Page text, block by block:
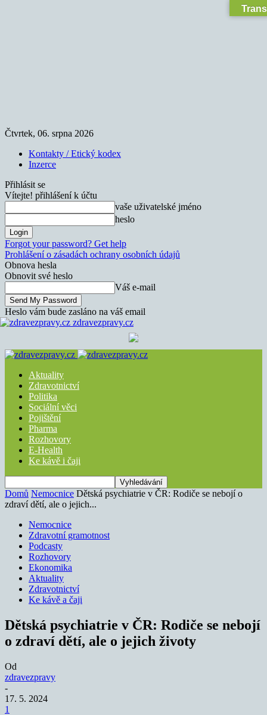
Čtvrtek, 06. srpna 2026
Kontakty / Etický kodex
Inzerce
Přihlásit se
Vítejte! přihlášení k účtu
vaše uživatelské jméno
heslo
Forgot your password? Get help
Prohlášení o zásadách ochrany osobních údajů
Obnova hesla
Obnovit své heslo
Váš e-mail
Heslo vám bude zasláno na váš email
zdravezpravy.cz
Aktuality
Zdravotnictví
Politika
Sociální věci
Pojištění
Pharma
Rozhovory
E-Health
Ke kávě i čaji
Domů Nemocnice Dětská psychiatrie v ČR: Rodiče se nebojí o
zdraví dětí, ale o jejich...
Nemocnice
Zdravotní gramotnost
Podcasty
Rozhovory
Ekonomika
Aktuality
Zdravotnictví
Ke kávě a čaji
Dětská psychiatrie v ČR: Rodiče se nebojí
o zdraví dětí, ale o jejich životy
Od
zdravezpravy
-
17. 5. 2024
1